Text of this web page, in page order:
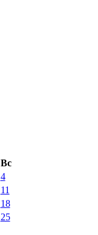
Вс
4
11
18
25